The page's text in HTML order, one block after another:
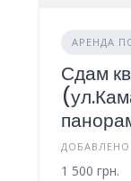
АРЕНДА
Сдам
ДОБАВЛЕНО
1 500 грн.